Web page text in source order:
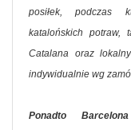
posiłek, podczas
katalońskich potraw,
Catalana oraz
indywidualnie wg
Ponadto